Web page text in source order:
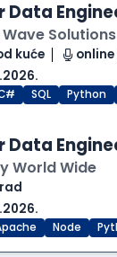
Data
Solutions
kuće
SQL Python
Data
World Wide
Node